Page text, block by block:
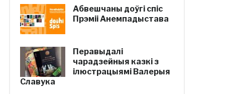
Абвешчаны доўгі спіс
Прэміі Анемпадыстава
Перавыдалі
чарадзейныя казкі з
ілюстрацыямі Валерыя
Славука